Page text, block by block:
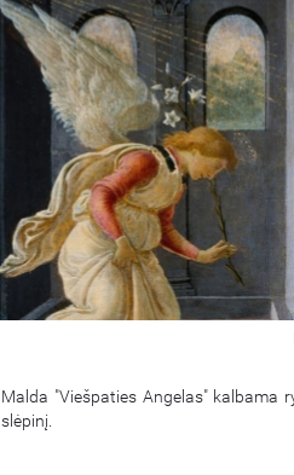
Malda "Viešpaties Angelas" kalbama
slėpinį.